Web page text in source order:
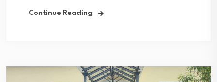
Continue Reading